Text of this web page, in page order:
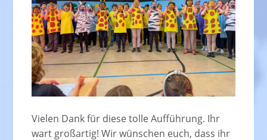
Vielen Dank für diese tolle Aufführung. Ihr
wart großartig! Wir wünschen euch, dass ihr